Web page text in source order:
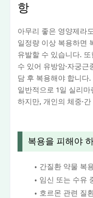
항
아무리 좋은 영양제라
일정량 이상 복용하면
유발할 수 있습니다.
수 있어 유방암·자궁
담 후 복용해야 합니다
일반적으로 1일 실리
하지만, 개인의 체중·
복용을 피해야
간질환 약물 복
임신 또는 수유
호르몬 관련 질